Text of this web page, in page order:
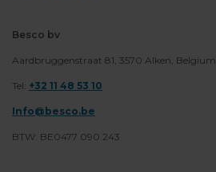
Besco bv
Aardbruggenstraat 81, 3570 Alken, Belgium
Tel: +32 11 48 53 10
Info@besco.be
BTW: BE0477 090 243